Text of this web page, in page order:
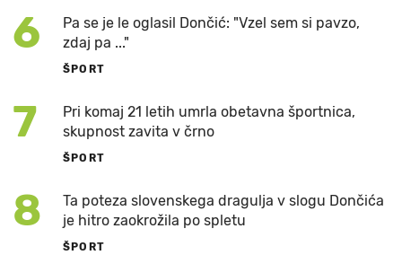
6
Pa se je le oglasil Dončić: "Vzel sem si pavzo,
zdaj pa ..."
ŠPORT
7
Pri komaj 21 letih umrla obetavna športnica,
skupnost zavita v črno
ŠPORT
8
Ta poteza slovenskega dragulja v slogu Dončića
je hitro zaokrožila po spletu
ŠPORT